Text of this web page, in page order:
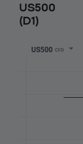
US500
(D1)